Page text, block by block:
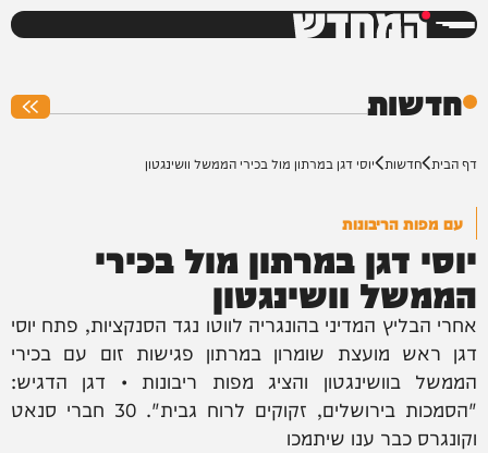
המחדש
חדשות
דף הבית חדשות יוסי דגן במרתון מול בכירי הממשל וושינגטון
עם מפות הריבונות
יוסי דגן במרתון מול בכירי
הממשל וושינגטון
אחרי הבליץ המדיני בהונגריה לווטו נגד הסנקציות, פתח יוסי
דגן ראש מועצת שומרון במרתון פגישות זום עם בכירי
הממשל בוושינגטון והציג מפות ריבונות • דגן הדגיש:
"הסמכות בירושלים, זקוקים לרוח גבית". 30 חברי סנאט
וקונגרס כבר ענו שיתמכו